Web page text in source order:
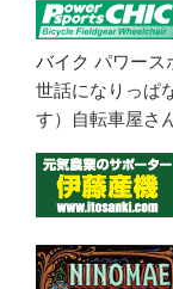
バイク パワー
世話になりっぱ
す）自転車屋さ